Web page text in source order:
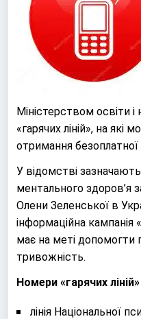
Міністерством освіти
«гарячих ліній», на які
отримання безоплатної
У відомстві
ментального здоров’я
Олени Зеленської в
інформаційна
має на меті допомогти
тривожність.
Номери «гарячих ліній»
лінія Національної